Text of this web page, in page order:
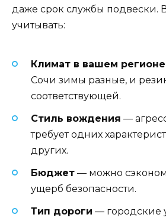
даже срок службы подвески.
учитывать:
Климат в вашем регионе
Сочи зимы разные, и
соответствующей.
Стиль вождения —
требует одних
других.
Бюджет — можно
ущерб безопасности.
Тип дороги — городские